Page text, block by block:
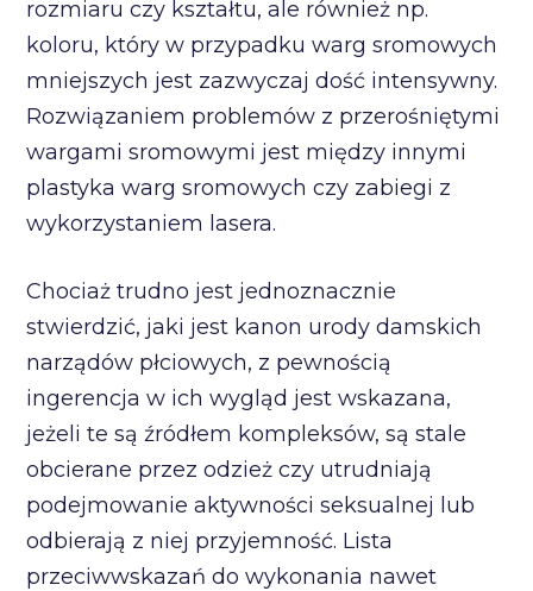
rozmiaru czy kształtu, ale również np.
koloru, który w przypadku warg sromowych
mniejszych jest zazwyczaj dość intensywny.
Rozwiązaniem problemów z przerośniętymi
wargami sromowymi jest między innymi
plastyka warg sromowych czy zabiegi z
wykorzystaniem lasera.
Chociaż trudno jest jednoznacznie
stwierdzić, jaki jest kanon urody damskich
narządów płciowych, z pewnością
ingerencja w ich wygląd jest wskazana,
jeżeli te są źródłem kompleksów, są stale
obcierane przez odzież czy utrudniają
podejmowanie aktywności seksualnej lub
odbierają z niej przyjemność. Lista
przeciwwskazań do wykonania nawet